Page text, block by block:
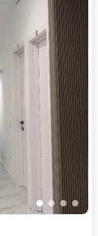
• • • •